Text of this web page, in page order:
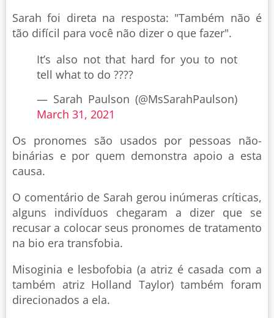
Sarah foi direta na resposta: "Também não é
tão difícil para você não dizer o que fazer".
It’s also not that hard for you to not
tell what to do ??‍??
— Sarah Paulson (@MsSarahPaulson)
March 31, 2021
Os pronomes são usados por pessoas não-
binárias e por quem demonstra apoio a esta
causa.
O comentário de Sarah gerou inúmeras críticas,
alguns indivíduos chegaram a dizer que se
recusar a colocar seus pronomes de tratamento
na bio era transfobia.
Misoginia e lesbofobia (a atriz é casada com a
também atriz Holland Taylor) também foram
direcionados a ela.